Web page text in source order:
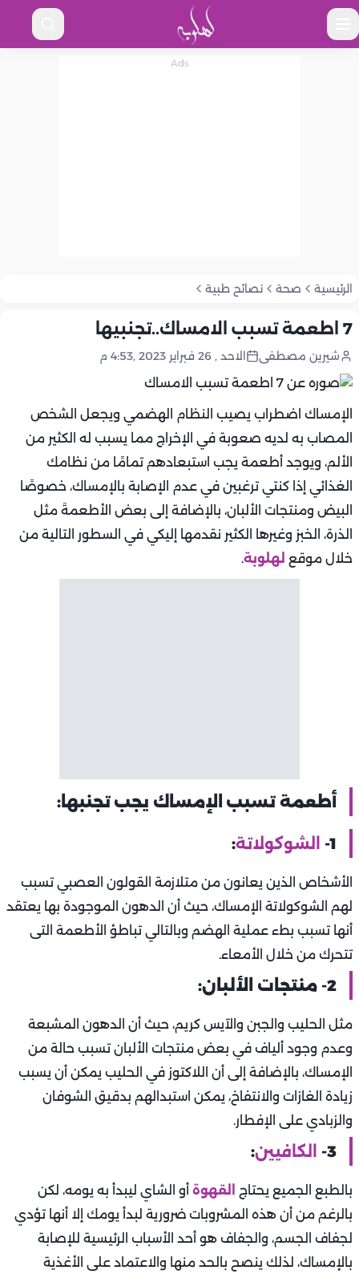
الرئيسية صحة نصائح طبية
7 اطعمة تسبب الامساك..تجنبيها
شيرين مصطفى الاحد , 26 فبراير 2023 ,4:53 م
الإمساك اضطراب يصيب النظام الهضمي ويجعل الشخص
المصاب به لديه صعوبة في الإخراج مما يسبب له الكثير من
الألم، ويوجد أطعمة يجب استبعادهم تمامًا من نظامك
الغذائي إذا كنتي ترغبين في عدم الإصابة بالإمساك، خصوصًا
البيض ومنتجات الألبان، بالإضافة إلى بعض الأطعمةَ مثل
الذرة، الخبز وغيرها الكثير نقدمها إليكي في السطور التالية من
خلال موقع لهلوبة.
أطعمة تسبب الإمساك يجب تجنبها:
1- الشوكولاتة:
الأشخاص الذين يعانون من متلازمة القولون العصبي تسبب
لهم الشوكولاتة الإمساك، حيث أن الدهون الموجودة بها يعتقد
أنها تسبب بطء عملية الهضم وبالتالي تباطؤ الأطعمة التى
تتحرك من خلال الأمعاء.
2- منتجات الألبان:
مثل الحليب والجبن والآيس كريم، حيث أن الدهون المشبعة
وعدم وجود ألياف في بعض منتجات الألبان تسبب حالة من
الإمساك، بالإضافة إلى أن اللاكتوز في الحليب يمكن أن يسبب
زيادة الغازات والانتفاخ، يمكن استبدالهم بدقيق الشوفان
والزبادي على الإفطار.
3- الكافيين:
بالطبع الجميع يحتاج القهوة أو الشاي ليبدأ به يومه، لكن
بالرغم من أن هذه المشروبات ضرورية لبدأ يومك إلا أنها تؤدي
لجفاف الجسم، والجفاف هو أحد الأسباب الرئيسية للإصابة
بالإمساك، لذلك ينصح بالحد منها والاعتماد على الأغذية